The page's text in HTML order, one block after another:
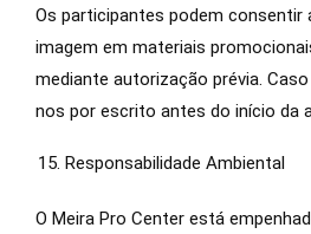
Os participantes podem consentir
imagem em materiais
mediante autorização prévia.
nos por escrito antes do início da
Responsabilidade Ambiental
O Meira Pro Center está